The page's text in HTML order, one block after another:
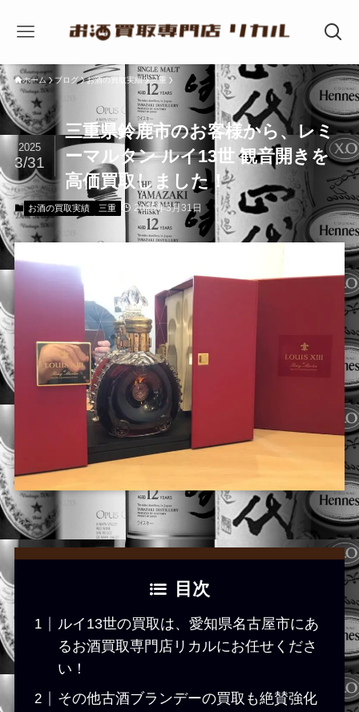
ホーム ブログ お酒の買取実績 三重
三重県鈴鹿市のお客様から、レミ
ーマルタン ルイ13世 観音開きを
高価買取しました！
2025
3/31
お酒の買取実績 三重 2025年3月31日
目次
ルイ13世の買取は、愛知県名古屋市にあ
るお酒買取専門店リカルにお任せくださ
い！
その他古酒ブランデーの買取も絶賛強化